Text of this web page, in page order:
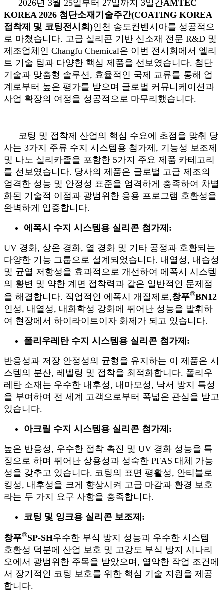
2026년 3월 25일부터 27일까지 3일간AMTEC
KOREA 2026 첨단소재기술주간(COATING KOREA
접착제 및 코팅전시회)인천 송도컨벤시아를 성공적으
로 마쳤습니다. 고급 실리콘 기반 신소재 전문 R&D 및
제조업체인 Changfu Chemical은 이번 전시회에서 엘리
트 기술 팀과 다양한 핵심 제품을 선보였습니다. 첨단
기술과 맞춤형 솔루션, 효율적인 국제 교류를 통해 업
계로부터 높은 평가를 받으며 글로벌 커뮤니케이션과
사업 확장의 여정을 성공적으로 마무리했습니다.
코팅 및 접착제 산업의 핵심 수요에 초점을 맞춰 당
사는 3가지 주류 수지 시스템용 첨가제, 기능성 보조제
및 나노 실리카졸을 포함한 5가지 주요 제품 카테고리
를 선보였습니다. 당사의 제품은 글로벌 고급 제조의
엄격한 성능 및 안정성 표준을 엄격하게 충족하여 차별
화된 기술적 이점과 광범위한 응용 프로그램 호환성을
완벽하게 입증합니다.
에폭시 수지 시스템용 실리콘 첨가제:
UV 경화, 상온 경화, 열 경화 및 기타 공정과 호환되는
다양한 기능 그룹으로 설계되었습니다. 내열성, 내습성
및 균열 저항성을 효과적으로 개선하여 에폭시 시스템
의 황변 및 약한 계면 접착력과 같은 일반적인 문제점
을 해결합니다. 직업적인 에폭시 개질제로,창푸®BN12
인성, 내열성, 내화학성 강화에 뛰어난 성능을 발휘하
여 현장에서 하이라이트이자 화제가 되고 있습니다.
폴리우레탄 수지 시스템용 실리콘 첨가제:
반응성과 저장 안정성의 균형을 유지하는 이 제품은 시
스템의 분산, 레벨링 및 접착을 최적화합니다. 폴리우
레탄 소재는 우수한 내후성, 내마모성, 낙서 방지 특성
을 부여하여 전 세계 고객으로부터 폭넓은 관심을 받고
있습니다.
아크릴 수지 시스템용 실리콘 첨가제:
높은 반응성, 우수한 접착 촉진 및 UV 경화 성능을 특
징으로 하며 뛰어난 상용성과 성숙한 PFAS 대체 가능
성을 갖추고 있습니다. 코팅의 표면 평활성, 안티블로
킹성, 내후성을 크게 향상시켜 고급 마감과 환경 보호
라는 두 가지 요구 사항을 충족합니다.
코팅 및 잉크용 실리콘 보조제:
창푸®SP-SH우수한 부식 방지 성능과 우수한 시스템
호환성 덕분에 산업 보호 및 고강도 부식 방지 시나리
오에서 광범위한 주목을 받았으며, 열악한 작업 조건에
서 장기적인 코팅 보호를 위한 핵심 기술 지원을 제공
합니다.